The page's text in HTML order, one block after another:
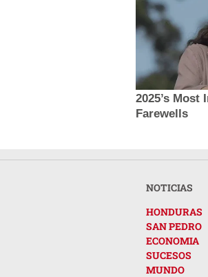
2025’s
Farewells
NOTICIAS
HONDURAS
SAN PEDRO
ECONOMIA
SUCESOS
MUNDO